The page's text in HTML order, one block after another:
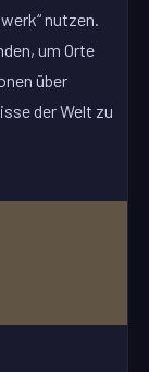
nutzen.
um Orte
über
der Welt zu